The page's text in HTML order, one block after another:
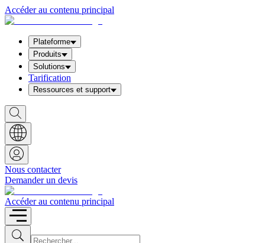
Accéder au contenu principal
Plateforme
Produits
Solutions
Tarification
Ressources et support
S
h
o
w
S
e
a
r
c
h
b
o
x
Nous contacter
Demander un devis
Accéder au contenu principal
S
u
I
n